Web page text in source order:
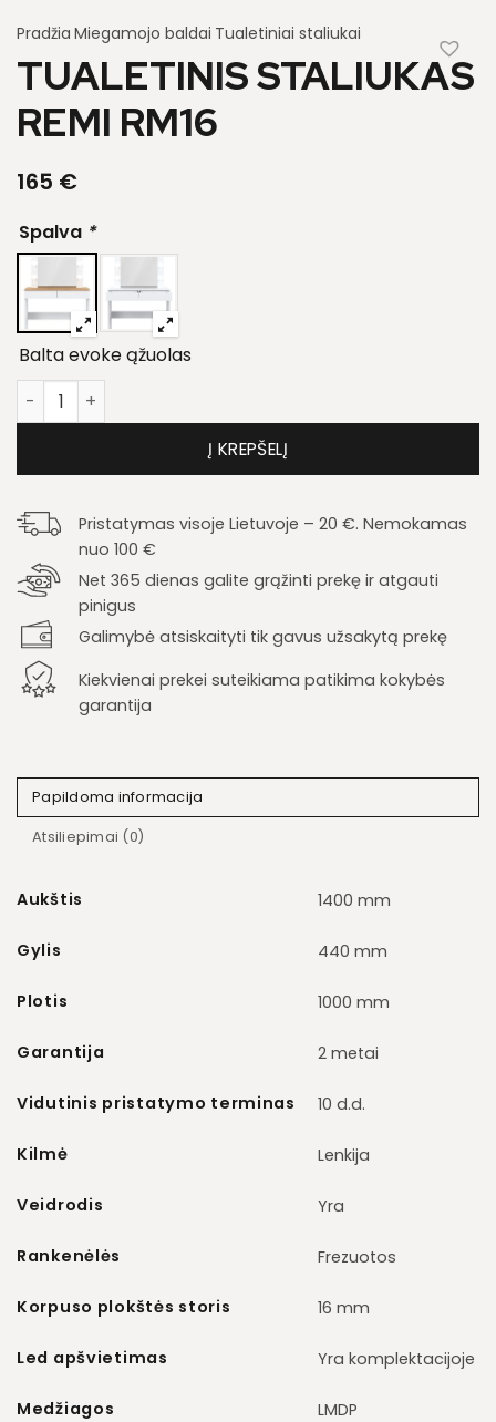
Pradžia Miegamojo baldai Tualetiniai staliukai
TUALETINIS STALIUKAS
REMI RM16
165 €
Spalva *
Balta evoke ąžuolas
produkto kiekis: Tualetinis staliukas Remi RM16
Į KREPŠELĮ
Pristatymas visoje Lietuvoje – 20 €. Nemokamas
nuo 100 €
Net 365 dienas galite grąžinti prekę ir atgauti
pinigus
Galimybė atsiskaityti tik gavus užsakytą prekę
Kiekvienai prekei suteikiama patikima kokybės
garantija
Papildoma informacija
Atsiliepimai (0)
Aukštis 1400 mm
Gylis 440 mm
Plotis 1000 mm
Garantija 2 metai
Vidutinis pristatymo terminas 10 d.d.
Kilmė Lenkija
Veidrodis Yra
Rankenėlės Frezuotos
Korpuso plokštės storis 16 mm
Led apšvietimas Yra komplektacijoje
Medžiagos LMDP